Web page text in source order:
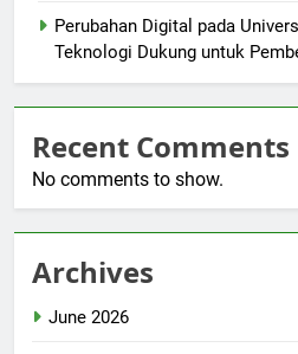
Perubahan Digital pada
Teknologi Dukung untuk
Recent Comments
No comments to show.
Archives
June 2026